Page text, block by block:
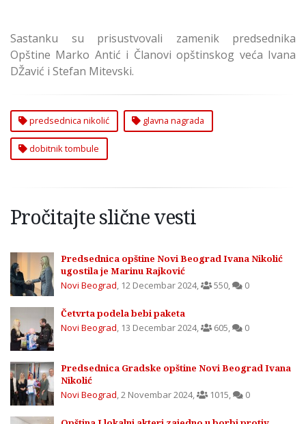
Sastanku su prisustvovali zamenik predsednika
Opštine Marko Antić i Članovi opštinskog veća Ivana
DŽavić i Stefan Mitevski.
predsednica nikolić glavna nagrada
dobitnik tombule
Pročitajte slične vesti
Predsednica opštine Novi Beograd Ivana Nikolić
ugostila je Marinu Rajković
Novi Beograd, 12 Decembar 2024, 550, 0
Četvrta podela bebi paketa
Novi Beograd, 13 Decembar 2024, 605, 0
Predsednica Gradske opštine Novi Beograd Ivana
Nikolić
Novi Beograd,2 Novembar 2024, 1015, 0